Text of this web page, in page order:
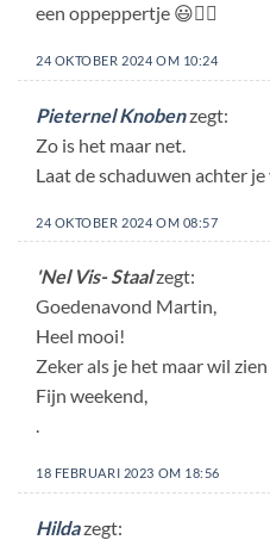
een oppeppertje 😃🙋‍♀️
24 OKTOBER 2024 OM 10:24
Pieternel Knobenzegt:
Zo is het maar net.
Laat de schaduwen achter je
24 OKTOBER 2024 OM 08:57
'Nel Vis- Staalzegt:
Goedenavond Martin,
Heel mooi!
Zeker als je het maar wil zien
Fijn weekend,
.
18 FEBRUARI 2023 OM 18:56
Hildazegt: